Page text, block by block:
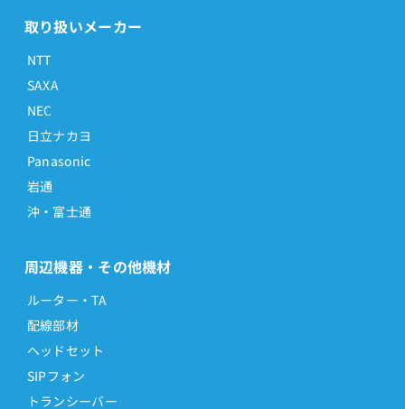
取り扱いメーカー
NTT
SAXA
NEC
日立ナカヨ
Panasonic
岩通
沖・富士通
周辺機器・その他機材
ルーター・TA
配線部材
ヘッドセット
SIPフォン
トランシーバー